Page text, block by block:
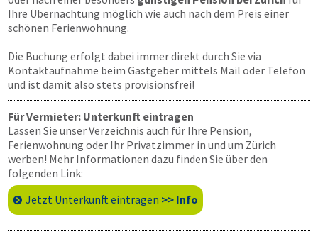
Ihre Übernachtung möglich wie auch nach dem Preis einer
schönen Ferienwohnung.
Die Buchung erfolgt dabei immer direkt durch Sie via
Kontaktaufnahme beim Gastgeber mittels Mail oder Telefon
und ist damit also stets provisionsfrei!
Für Vermieter: Unterkunft eintragen
Lassen Sie unser Verzeichnis auch für Ihre Pension,
Ferienwohnung oder Ihr Privatzimmer in und um Zürich
werben! Mehr Informationen dazu finden Sie über den
folgenden Link:
Jetzt Unterkunft eintragen >> Info